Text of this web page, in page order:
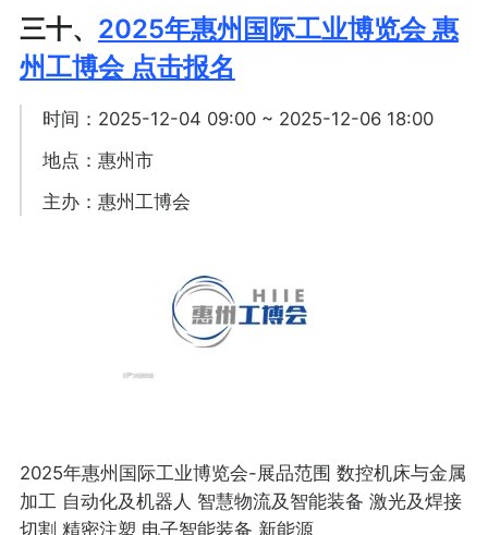
三十、 2025年惠州国际工业博览会 惠
州工博会 点击报名
时间：2025-12-04 09:00 ~ 2025-12-06 18:00
地点：惠州市
主办：惠州工博会
2025年惠州国际工业博览会-展品范围 数控机床与金属
加工 自动化及机器人 智慧物流及智能装备 激光及焊接
切割 精密注塑 电子智能装备 新能源